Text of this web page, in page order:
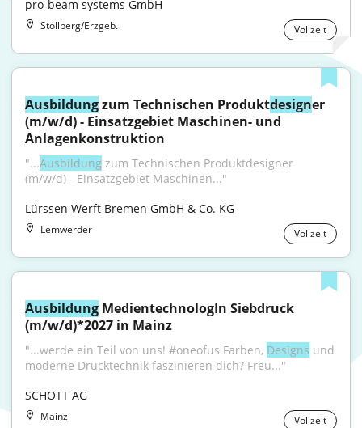
pro-beam systems GmbH
Stollberg/Erzgeb. Vollzeit
Ausbildung zum Technischen Produktdesigner
(m/w/d) - Einsatzgebiet Maschinen- und
Anlagenkonstruktion
"...Ausbildung zum Technischen Produktdesigner
(m/w/d) - Einsatzgebiet Maschinen..."
Lürssen Werft Bremen GmbH & Co. KG
Lemwerder Vollzeit
Ausbildung MedientechnologIn Siebdruck
(m/w/d)*2027 in Mainz
"...werde ein Teil von uns! #oneofus Farben, Designs und
moderne Drucktechnik faszinieren dich? Freu..."
SCHOTT AG
Mainz Vollzeit